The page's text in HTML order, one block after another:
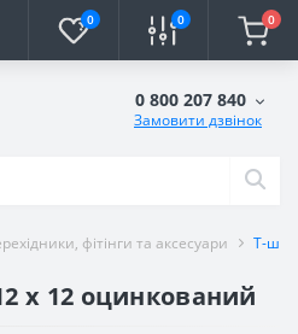
0 0 0
0 800 207 840
Замовити дзвінок
фітінги та аксесуари T-
x 12 оцинкований